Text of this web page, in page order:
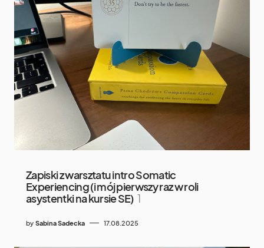
Zapiski z warsztatu intro Somatic
Experiencing (i mój pierwszy raz w roli
asystentki na kursie SE) 1
by Sabina Sadecka 17.08.2025